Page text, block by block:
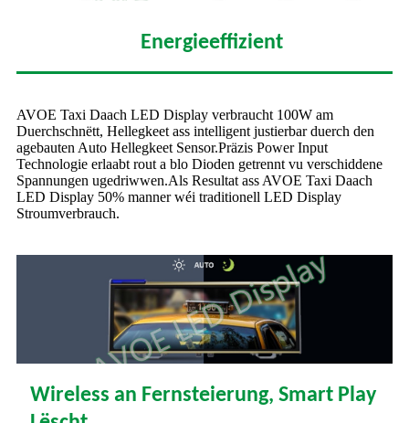
Energieeffizient
AVOE Taxi Daach LED Display verbraucht 100W am
Duerchschnëtt, Hellegkeet ass intelligent justierbar duerch den
agebauten Auto Hellegkeet Sensor.Präzis Power Input
Technologie erlaabt rout a blo Dioden getrennt vu verschiddene
Spannungen ugedriwwen.Als Resultat ass AVOE Taxi Daach
LED Display 50% manner wéi traditionell LED Display
Stroumverbrauch.
Wireless an Fernsteierung, Smart Play